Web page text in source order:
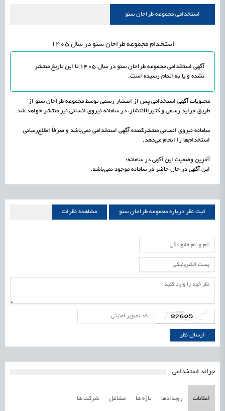
اشتغال و کارآفرینی راه‌اندازی «کارخانه نوآوری مینیاتوری فرآورده‌های گیاهی و طبیعی» در دستور کار معاونتاستخدامی مجموعه طراحان سئو
استخدام مجموعه طراحان سئو در سال 1405
آگهی استخدامی مجموعه طراحان سئو در سال 1405 تا این تاریخ منتشر
نشده و یا به اتمام رسیده است.
محتویات آگهی استخدامی پس از انتشار رسمی توسط مجموعه طراحان سئو از
طریق جراید رسمی و کثیرالانتشار، در سامانه نیروی انسانی نیز منتشر خواهد شد.
سامانه نیروی انسانی منتشرکننده آگهی استخدامی نمی‌باشد و صرفاً اطلاع‌رسانی
استخدام‌ها را انجام می‌دهد.
آخرین وضعیت این آگهی در سامانه:
این آگهی در حال حاضر در سامانه موجود نمی‌باشد.
ثبت نظر درباره مجموعه طراحان سئو مشاهده نظرات
جرائد استخدامی
اعلانات رویدادها تازه ها مشاغل شرکت ها